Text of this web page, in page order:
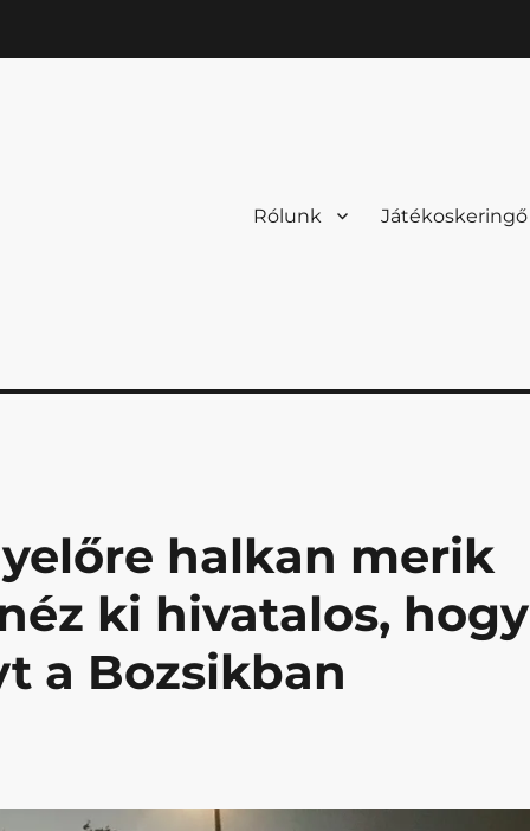
Rólunk Játékoskeringő
halkan merik
ki hivatalos, hogy
a Bozsikban